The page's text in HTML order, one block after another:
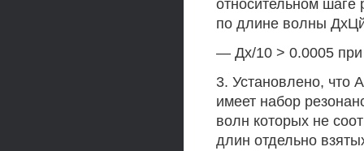
относительном шаге
по длине волны
— Дх/10 > 0.0005 при
3. Установлено, что
имеет набор
волн которых не
длин отдельно